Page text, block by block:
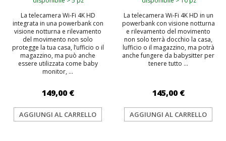
La telecamera Wi-Fi 4K HD
integrata in una powerbank con
visione notturna e rilevamento
del movimento non solo
protegge la tua casa, l’ufficio o il
magazzino, ma può anche
essere utilizzata come baby
monitor, ...
149,00 €
AGGIUNGI AL CARRELLO
La telecamera Wi-Fi 4K HD in un
powerbank con visione notturna
e rilevamento del movimento
non solo terrà docchio la casa,
lufficio o il magazzino, ma potrà
anche fungere da babysitter per
tenere tutto ...
145,00 €
AGGIUNGI AL CARRELLO